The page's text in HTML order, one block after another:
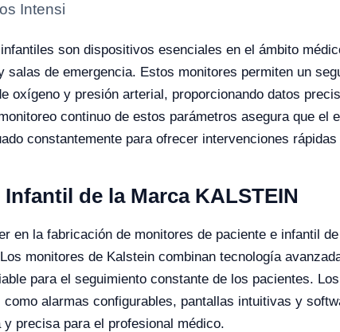
Intensi
son dispositivos esenciales en el ámbito
salas de emergencia. Estos monitores permiten un
oxígeno y presión arterial, proporcionando datos
continuo de estos parámetros asegura que el
constantemente para ofrecer intervenciones
de la Marca KALSTEIN
en la fabricación de monitores de paciente e infantil
monitores de Kalstein combinan tecnología
para el seguimiento constante de los pacientes.
alarmas configurables, pantallas intuitivas y
precisa para el profesional médico.